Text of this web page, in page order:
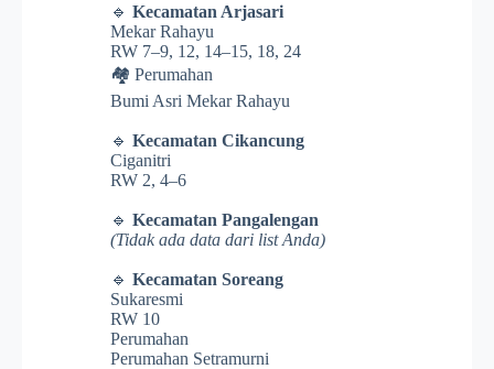
🔹 Kecamatan Arjasari
Mekar Rahayu
RW 7–9, 12, 14–15, 18, 24
🏘️ Perumahan
Bumi Asri Mekar Rahayu
🔹 Kecamatan Cikancung
Ciganitri
RW 2, 4–6
🔹 Kecamatan Pangalengan
(Tidak ada data dari list Anda)
🔹 Kecamatan Soreang
Sukaresmi
RW 10
Perumahan
Perumahan Setramurni